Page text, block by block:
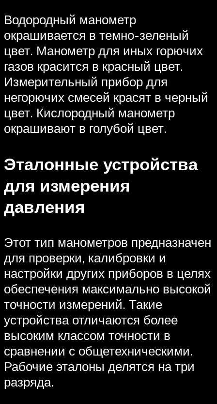
Водородный манометр
окрашивается в темно-зеленый
цвет. Манометр для иных горючих
газов красится в красный цвет.
Измерительный прибор для
негорючих смесей красят в черный
цвет. Кислородный манометр
окрашивают в голубой цвет.
Эталонные устройства
для измерения
давления
Этот тип манометров предназначен
для проверки, калибровки и
настройки других приборов в целях
обеспечения максимально высокой
точности измерений. Такие
устройства отличаются более
высоким классом точности в
сравнении с общетехническими.
Рабочие эталоны делятся на три
разряда.